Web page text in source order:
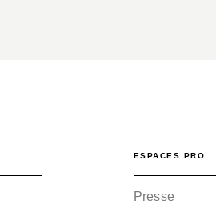
ESPACES PRO
Presse